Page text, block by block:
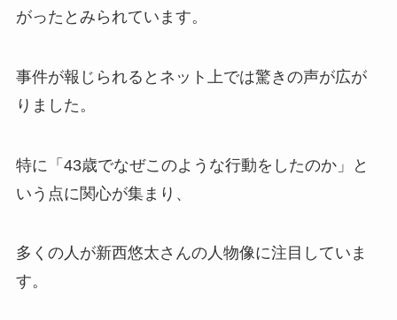
がったとみられています。
事件が報じられるとネット上では驚きの声が広が
りました。
特に「43歳でなぜこのような行動をしたのか」と
いう点に関心が集まり、
多くの人が新西悠太さんの人物像に注目していま
す。